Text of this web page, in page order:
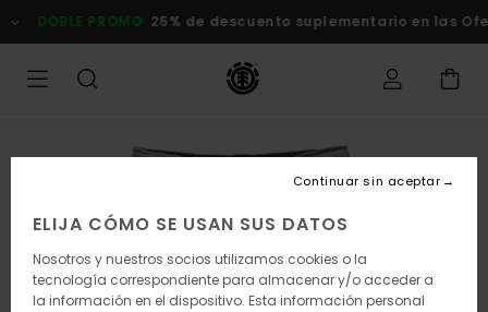
la
PROMO 25% de descuento suplementario en las Ofertas
ELIJA CÓMO SE USAN SUS DATOS
Nosotros y nuestros socios utilizamos cookies o la
tecnología correspondiente para almacenar y/o acceder a
la información en el dispositivo. Esta información personal
Continuar sin aceptar